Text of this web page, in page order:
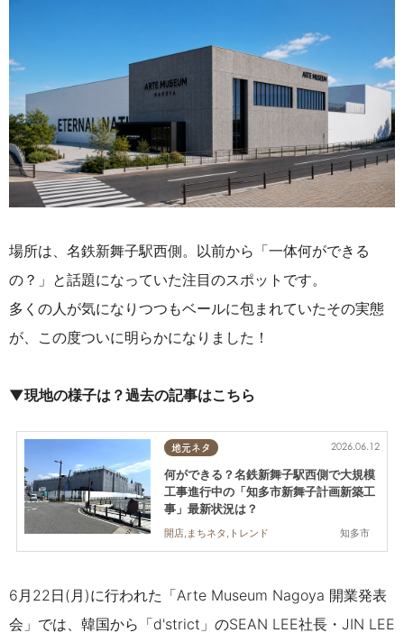
場所は、名鉄新舞子駅西側。以前から「一体何ができる
の？」と話題になっていた注目のスポットです。
多くの人が気になりつつもベールに包まれていたその実態
が、この度ついに明らかになりました！
▼現地の様子は？過去の記事はこちら
地元ネタ
知多市
2026.06.12
何ができる？名鉄新舞子駅西側で大規模
工事進行中の「知多市新舞子計画新築工
事」最新状況は？
開店,まちネタ,トレンド
6月22日(月)に行われた「Arte Museum Nagoya 開業発表
会」では、韓国から「d'strict」のSEAN LEE社長・JIN LEE